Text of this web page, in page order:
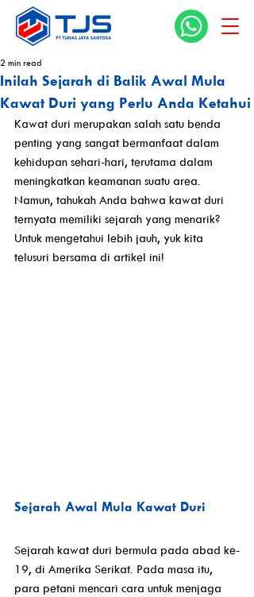
Inilah Sejarah di Balik Awal Mula
Kawat Duri yang Perlu Anda Ketahui
2 min read
Kawat duri merupakan salah satu benda
penting yang sangat bermanfaat dalam
kehidupan sehari-hari, terutama dalam
meningkatkan keamanan suatu area.
Namun, tahukah Anda bahwa kawat duri
ternyata memiliki sejarah yang menarik?
Untuk mengetahui lebih jauh, yuk kita
telusuri bersama di artikel ini!
Sejarah Awal Mula Kawat Duri
Sejarah kawat duri bermula pada abad ke-
19, di Amerika Serikat. Pada masa itu,
para petani mencari cara untuk menjaga